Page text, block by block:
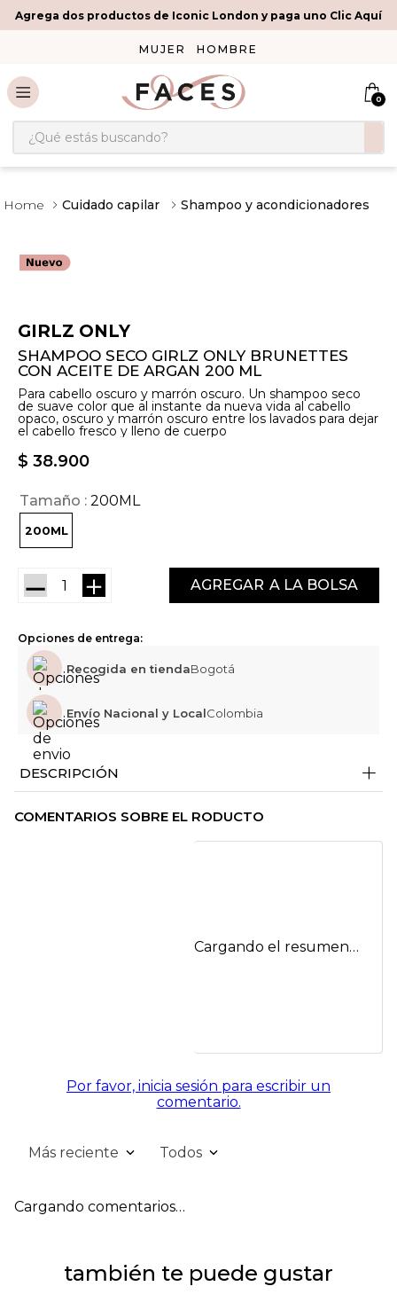
Agrega dos productos de Iconic London y paga uno Clic Aquí
MUJER HOMBRE
0
¿Qué estás buscando?
Cuidado capilar Shampoo y acondicionadores
GIRLZ ONLY
SHAMPOO SECO GIRLZ ONLY BRUNETTES
CON ACEITE DE ARGAN 200 ML
Para cabello oscuro y marrón oscuro. Un shampoo seco
de suave color que al instante da nueva vida al cabello
opaco, oscuro y marrón oscuro entre los lavados para dejar
el cabello fresco y lleno de cuerpo
$ 38.900
Tamaño 200ML
200ML
＋
－ AGREGAR
Opciones de entrega:
Recogida en tiendaBogotá
Envío Nacional y LocalColombia
DESCRIPCIÓN +
COMENTARIOS SOBRE EL RODUCTO
Cargando el resumen…
Por favor, inicia sesión para escribir un
comentario.
Más reciente Todos
Cargando comentarios…
también te puede gustar